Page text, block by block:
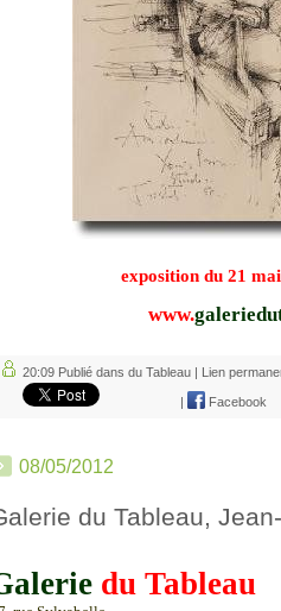
exposition du 21
www.
20:09 Publié dans du Tableau | Lien
| Facebook
08/05/2012
du Tableau,
du Tableau